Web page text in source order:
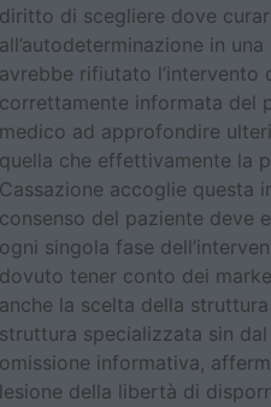
diritto di scegliere dove
all’autodeterminazione in
avrebbe rifiutato l’intervento
correttamente informata del
medico ad approfondire
quella che effettivamente la
Cassazione accoglie questa
consenso del paziente deve
ogni singola fase
dovuto tener conto dei
anche la scelta della
struttura specializzata sin
omissione informativa,
lesione della libertà di